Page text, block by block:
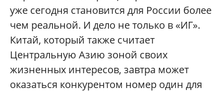
уже сегодня становится для России более
чем реальной. И дело не только в «ИГ».
Китай, который также считает
Центральную Азию зоной своих
жизненных интересов, завтра может
оказаться конкурентом номер один для